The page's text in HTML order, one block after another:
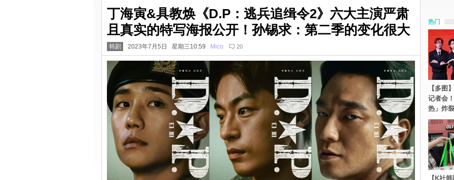
丁海寅&具教焕《D.P：逃兵追缉令2》六大主演严肃
且真实的特写海报公开！孙锡求：第二季的变化很大
韩剧 2023年7月5日 星期三10:59 Mico 20
热门
【多图
记者会
热」炸
【K社